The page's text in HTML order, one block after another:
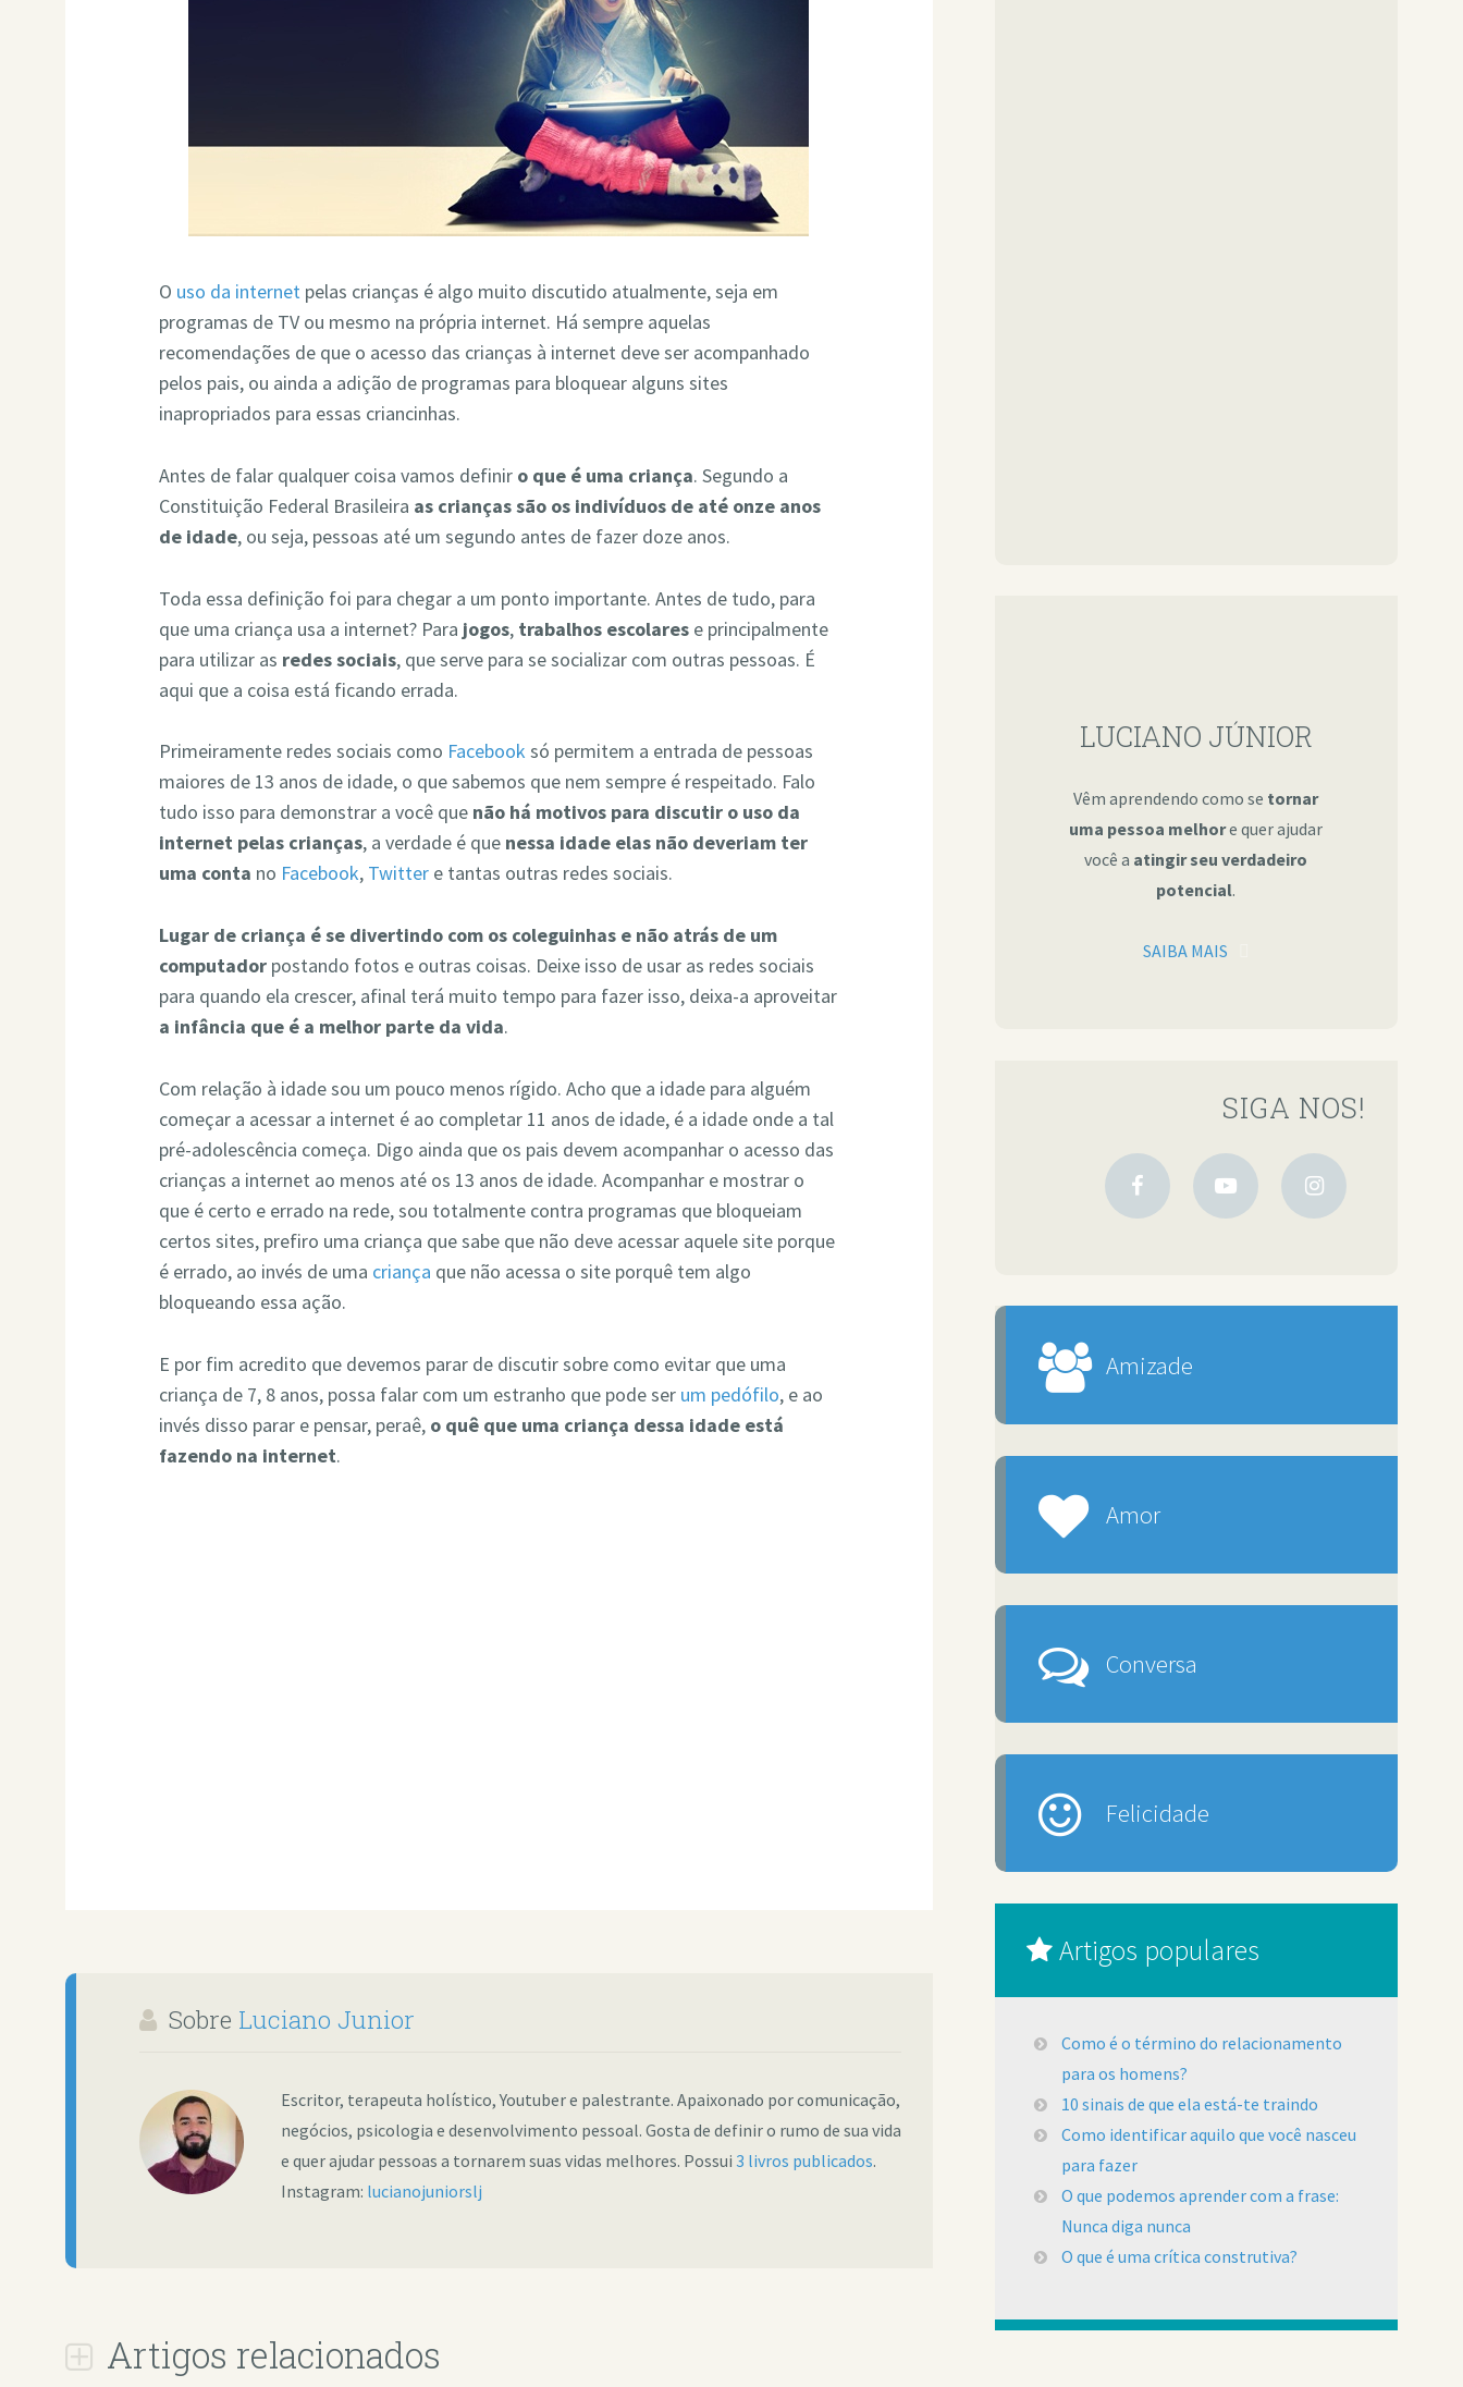
O uso da internet pelas crianças é algo muito discutido atualmente, seja em
programas de TV ou mesmo na própria internet. Há sempre aquelas
recomendações de que o acesso das crianças à internet deve ser acompanhado
pelos pais, ou ainda a adição de programas para bloquear alguns sites
inapropriados para essas criancinhas.
Antes de falar qualquer coisa vamos definir o que é uma criança. Segundo a
Constituição Federal Brasileira as crianças são os indivíduos de até onze anos
de idade, ou seja, pessoas até um segundo antes de fazer doze anos.
Toda essa definição foi para chegar a um ponto importante. Antes de tudo, para
que uma criança usa a internet? Para jogos, trabalhos escolares e principalmente
para utilizar as redes sociais, que serve para se socializar com outras pessoas. É
aqui que a coisa está ficando errada.
Primeiramente redes sociais como Facebook só permitem a entrada de pessoas
maiores de 13 anos de idade, o que sabemos que nem sempre é respeitado. Falo
tudo isso para demonstrar a você que não há motivos para discutir o uso da
internet pelas crianças, a verdade é que nessa idade elas não deveriam ter
uma conta no Facebook, Twitter e tantas outras redes sociais.
Lugar de criança é se divertindo com os coleguinhas e não atrás de um
computador postando fotos e outras coisas. Deixe isso de usar as redes sociais
para quando ela crescer, afinal terá muito tempo para fazer isso, deixa-a aproveitar
a infância que é a melhor parte da vida.
Com relação à idade sou um pouco menos rígido. Acho que a idade para alguém
começar a acessar a internet é ao completar 11 anos de idade, é a idade onde a tal
pré-adolescência começa. Digo ainda que os pais devem acompanhar o acesso das
crianças a internet ao menos até os 13 anos de idade. Acompanhar e mostrar o
que é certo e errado na rede, sou totalmente contra programas que bloqueiam
certos sites, prefiro uma criança que sabe que não deve acessar aquele site porque
é errado, ao invés de uma criança que não acessa o site porquê tem algo
bloqueando essa ação.
E por fim acredito que devemos parar de discutir sobre como evitar que uma
criança de 7, 8 anos, possa falar com um estranho que pode ser um pedófilo, e ao
invés disso parar e pensar, peraê, o quê que uma criança dessa idade está
fazendo na internet.
Sobre Luciano Junior
Escritor, terapeuta holístico, Youtuber e palestrante. Apaixonado por comunicação,
negócios, psicologia e desenvolvimento pessoal. Gosta de definir o rumo de sua vida
e quer ajudar pessoas a tornarem suas vidas melhores. Possui 3 livros publicados.
Instagram: lucianojuniorslj
Artigos relacionados
LUCIANO JÚNIOR
Vêm aprendendo como se tornar
uma pessoa melhore quer ajudar
você a atingir seu verdadeiro
potencial.
SAIBA MAIS
SIGA NOS!
Amizade
Amor
Conversa
Felicidade
Artigos populares
Como é o término do relacionamento
para os homens?
10 sinais de que ela está-te traindo
Como identificar aquilo que você nasceu
para fazer
O que podemos aprender com a frase:
Nunca diga nunca
O que é uma crítica construtiva?